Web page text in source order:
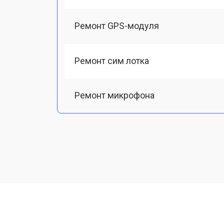
Ремонт GPS-модуля
Ремонт сим лотка
Ремонт микрофона